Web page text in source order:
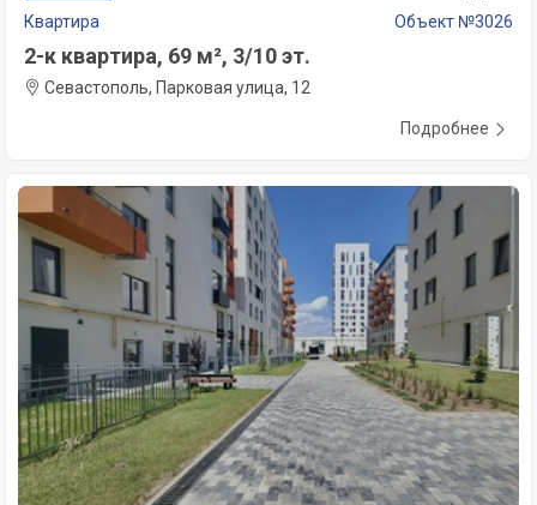
Квартира Объект №3026
2-к квартира, 69 м², 3/10 эт.
Севастополь, Парковая улица, 12
Подробнее